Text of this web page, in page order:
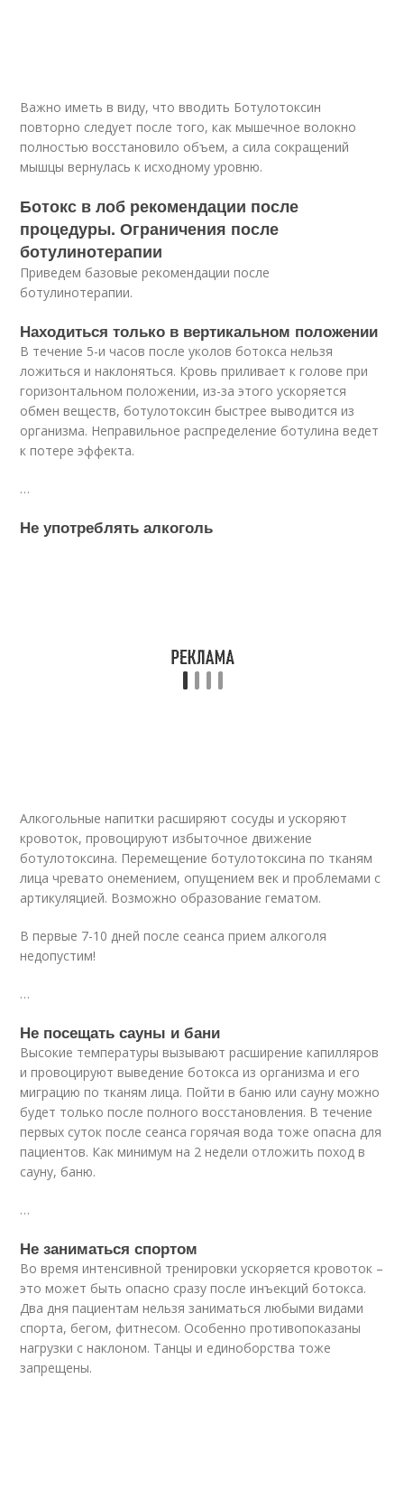
Важно иметь в виду, что вводить Ботулотоксин
повторно следует после того, как мышечное волокно
полностью восстановило объем, а сила сокращений
мышцы вернулась к исходному уровню.
Ботокс в лоб рекомендации после
процедуры. Ограничения после
ботулинотерапии
Приведем базовые рекомендации после
ботулинотерапии.
Находиться только в вертикальном положении
В течение 5-и часов после уколов ботокса нельзя
ложиться и наклоняться. Кровь приливает к голове при
горизонтальном положении, из-за этого ускоряется
обмен веществ, ботулотоксин быстрее выводится из
организма. Неправильное распределение ботулина ведет
к потере эффекта.
…
Не употреблять алкоголь
Алкогольные напитки расширяют сосуды и ускоряют
кровоток, провоцируют избыточное движение
ботулотоксина. Перемещение ботулотоксина по тканям
лица чревато онемением, опущением век и проблемами с
артикуляцией. Возможно образование гематом.
В первые 7-10 дней после сеанса прием алкоголя
недопустим!
…
Не посещать сауны и бани
Высокие температуры вызывают расширение капилляров
и провоцируют выведение ботокса из организма и его
миграцию по тканям лица. Пойти в баню или сауну можно
будет только после полного восстановления. В течение
первых суток после сеанса горячая вода тоже опасна для
пациентов. Как минимум на 2 недели отложить поход в
сауну, баню.
…
Не заниматься спортом
Во время интенсивной тренировки ускоряется кровоток –
это может быть опасно сразу после инъекций ботокса.
Два дня пациентам нельзя заниматься любыми видами
спорта, бегом, фитнесом. Особенно противопоказаны
нагрузки с наклоном. Танцы и единоборства тоже
запрещены.